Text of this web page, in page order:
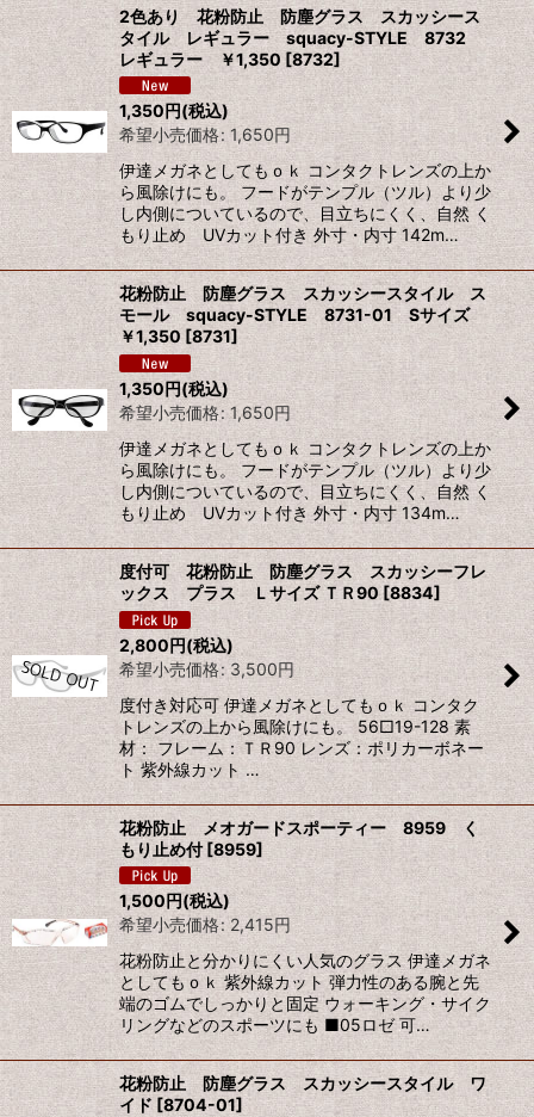
2色あり 花粉防止 防塵グラス スカッシース
タイル レギュラー squacy-STYLE 8732
レギュラー ￥1,350 [8732]
1,350円(税込)
希望小売価格: 1,650円
伊達メガネとしてもｏｋ コンタクトレンズの上か
ら風除けにも。 フードがテンプル（ツル）より少
し内側についているので、目立ちにくく、自然 く
もり止め UVカット付き 外寸・内寸 142m…
花粉防止 防塵グラス スカッシースタイル ス
モール squacy-STYLE 8731-01 Sサイズ
￥1,350 [8731]
1,350円(税込)
希望小売価格: 1,650円
伊達メガネとしてもｏｋ コンタクトレンズの上か
ら風除けにも。 フードがテンプル（ツル）より少
し内側についているので、目立ちにくく、自然 く
もり止め UVカット付き 外寸・内寸 134m…
度付可 花粉防止 防塵グラス スカッシーフレ
ックス プラス Ｌサイズ ＴＲ90 [8834]
2,800円(税込)
希望小売価格: 3,500円
度付き対応可 伊達メガネとしてもｏｋ コンタク
トレンズの上から風除けにも。 56□19-128 素
材： フレーム：ＴＲ90 レンズ：ポリカーボネー
ト 紫外線カット …
花粉防止 メオガードスポーティー 8959 く
もり止め付 [8959]
1,500円(税込)
希望小売価格: 2,415円
花粉防止と分かりにくい人気のグラス 伊達メガネ
としてもｏｋ 紫外線カット 弾力性のある腕と先
端のゴムでしっかりと固定 ウォーキング・サイク
リングなどのスポーツにも ■05ロゼ 可…
花粉防止 防塵グラス スカッシースタイル ワ
イド [8704-01]